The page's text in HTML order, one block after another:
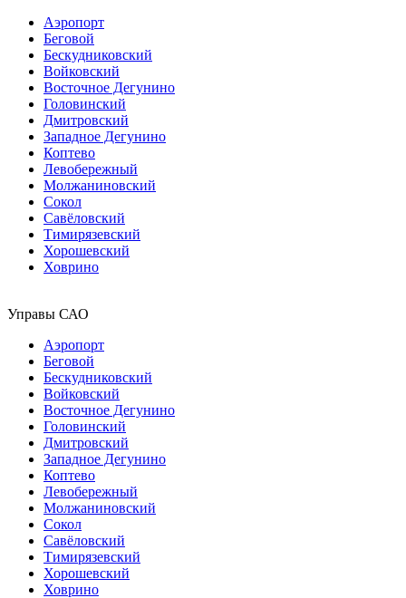
Аэропорт
Беговой
Бескудниковский
Войковский
Восточное Дегунино
Головинский
Дмитровский
Западное Дегунино
Коптево
Левобережный
Молжаниновский
Сокол
Савёловский
Тимирязевский
Хорошевский
Ховрино
Управы САО
Аэропорт
Беговой
Бескудниковский
Войковский
Восточное Дегунино
Головинский
Дмитровский
Западное Дегунино
Коптево
Левобережный
Молжаниновский
Сокол
Савёловский
Тимирязевский
Хорошевский
Ховрино